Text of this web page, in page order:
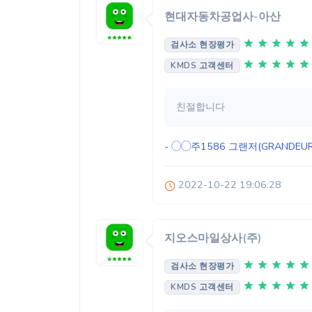
현대자동차공업사-아산
검사소 현장평가
KMDS 고객센터
친절합니다
- ◯◯주1586 그랜저
2022-10-22 19:06:28
지오스마일상사(주)
검사소 현장평가
KMDS 고객센터